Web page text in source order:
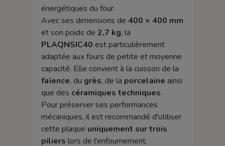
énergétiques du four.
Avec ses dimensions de 400 × 400 mm
et son poids de 2,7 kg, la
PLAQNSIC40 est particulièrement
adaptée aux fours de petite et moyenne
capacité. Elle convient à la cuisson de la
faïence, du grès, de la porcelaine ainsi
que des céramiques techniques.
Pour préserver ses performances
mécaniques, il est recommandé d'utiliser
cette plaque uniquement sur trois
piliers lors de l'enfournement.